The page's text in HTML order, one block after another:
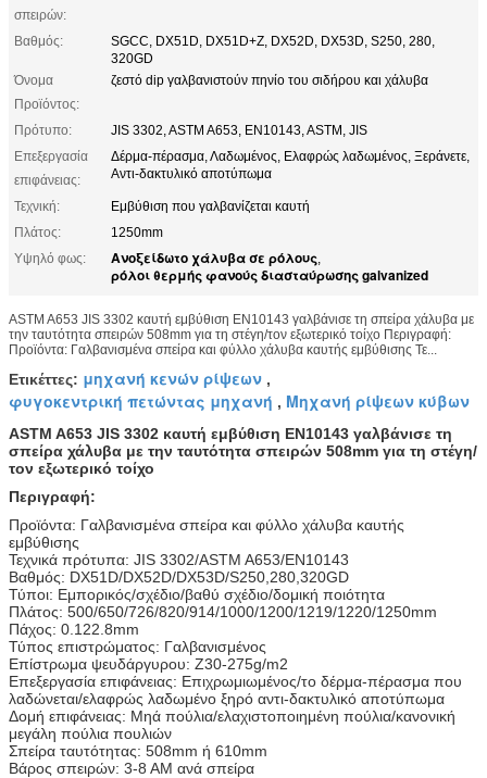
σπειρών:
Βαθμός:
SGCC, DX51D, DX51D+Z, DX52D, DX53D, S250, 280,
320GD
Όνομα
Προϊόντος:
ζεστό dip γαλβανιστούν πηνίο του σιδήρου και χάλυβα
Πρότυπο:
JIS 3302, ASTM A653, EN10143, ASTM, JIS
Επεξεργασία
επιφάνειας:
Δέρμα-πέρασμα, Λαδωμένος, Ελαφρώς λαδωμένος, Ξεράνετε,
Αντι-δακτυλικό αποτύπωμα
Τεχνική:
Εμβύθιση που γαλβανίζεται καυτή
Πλάτος:
1250mm
Υψηλό φως:
Ανοξείδωτο χάλυβα σε ρόλους,
ρόλοι θερμής φανούς διασταύρωσης galvanized
ASTM A653 JIS 3302 καυτή εμβύθιση EN10143 γαλβάνισε τη σπείρα χάλυβα με
την ταυτότητα σπειρών 508mm για τη στέγη/τον εξωτερικό τοίχο Περιγραφή:
Προϊόντα: Γαλβανισμένα σπείρα και φύλλο χάλυβα καυτής εμβύθισης Τε...
Ετικέττες: μηχανή κενών ρίψεων ,
φυγοκεντρική πετώντας μηχανή , Μηχανή ρίψεων κύβων
ASTM A653 JIS 3302 καυτή εμβύθιση EN10143 γαλβάνισε τη
σπείρα χάλυβα με την ταυτότητα σπειρών 508mm για τη στέγη/
τον εξωτερικό τοίχο
Περιγραφή:
Προϊόντα: Γαλβανισμένα σπείρα και φύλλο χάλυβα καυτής
εμβύθισης
Τεχνικά πρότυπα: JIS 3302/ASTM A653/EN10143
Βαθμός: DX51D/DX52D/DX53D/S250,280,320GD
Τύποι: Εμπορικός/σχέδιο/βαθύ σχέδιο/δομική ποιότητα
Πλάτος: 500/650/726/820/914/1000/1200/1219/1220/1250mm
Πάχος: 0.122.8mm
Τύπος επιστρώματος: Γαλβανισμένος
Επίστρωμα ψευδάργυρου: Z30-275g/m2
Επεξεργασία επιφάνειας: Επιχρωμιωμένος/το δέρμα-πέρασμα που
λαδώνεται/ελαφρώς λαδωμένο ξηρό αντι-δακτυλικό αποτύπωμα
Δομή επιφάνειας: Μηά πούλια/ελαχιστοποιημένη πούλια/κανονική
μεγάλη πούλια πουλιών
Σπείρα ταυτότητας: 508mm ή 610mm
Βάρος σπειρών: 3-8 ΑΜ ανά σπείρα